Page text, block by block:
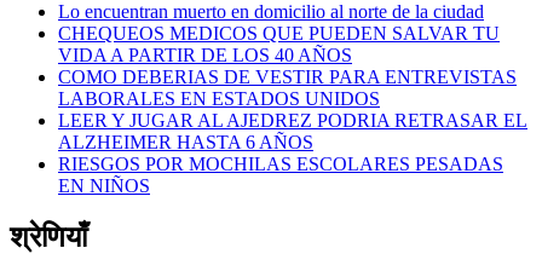
Lo encuentran muerto en domicilio al norte de la ciudad
CHEQUEOS MEDICOS QUE PUEDEN SALVAR TU
VIDA A PARTIR DE LOS 40 AÑOS
COMO DEBERIAS DE VESTIR PARA ENTREVISTAS
LABORALES EN ESTADOS UNIDOS
LEER Y JUGAR AL AJEDREZ PODRIA RETRASAR EL
ALZHEIMER HASTA 6 AÑOS
RIESGOS POR MOCHILAS ESCOLARES PESADAS
EN NIÑOS
श्रेणियाँ